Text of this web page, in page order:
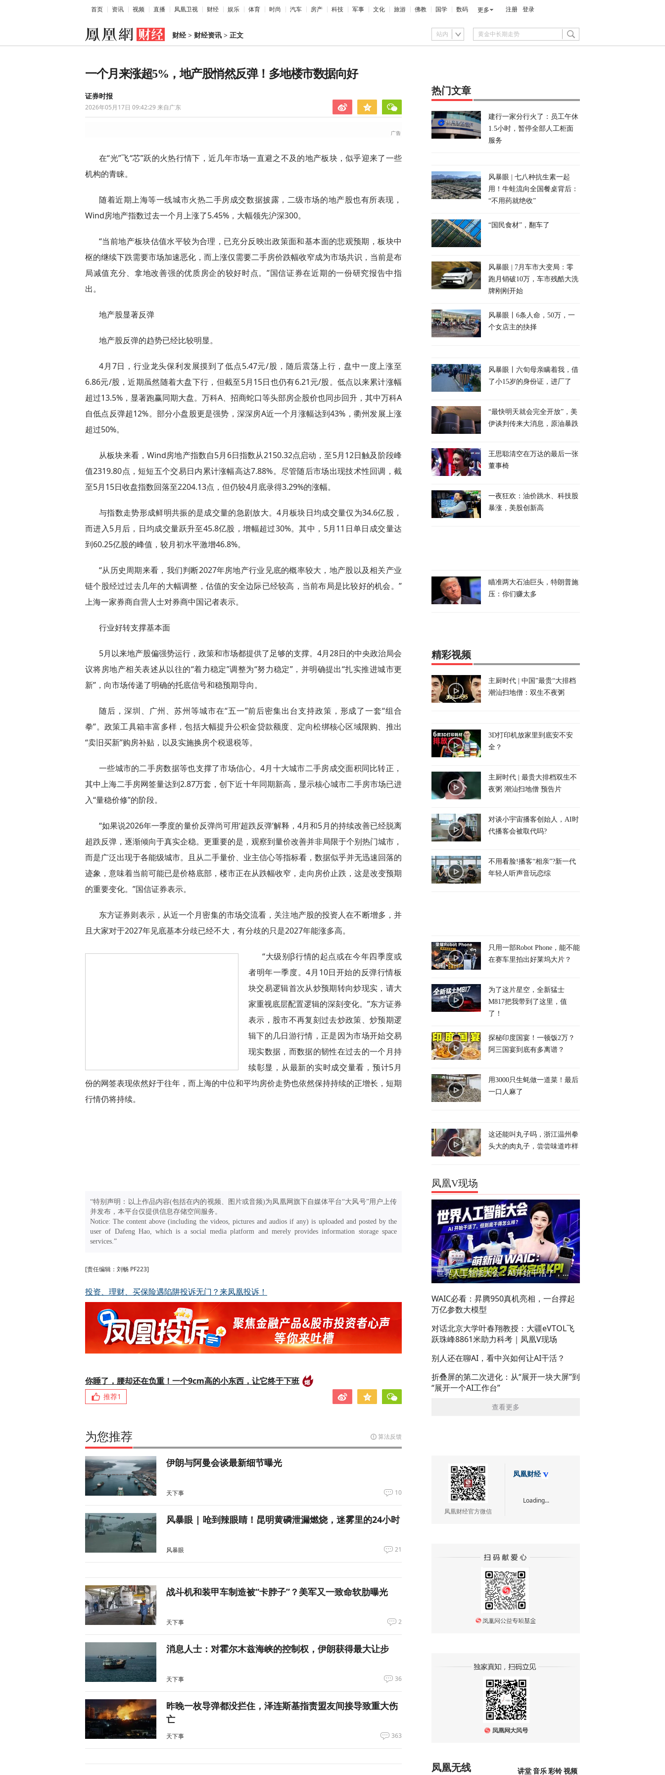
首页 资讯 视频 直播 凤凰卫视 财经 娱乐 体育 时尚 汽车 房产 科技 军事 文化 旅游 佛教 国学 数码 更多 注册 登录
财经> 财经资讯 > 正文 站内
一个月来涨超5%，地产股悄然反弹！多地楼市数据向好
证券时报
2026年05月17日 09:42:29 来自广东
在“光”飞“芯”跃的火热行情下，近几年市场一直避之不及的地产板块，似乎迎来了一些
机构的青睐。
随着近期上海等一线城市火热二手房成交数据披露，二级市场的地产股也有所表现，
Wind房地产指数过去一个月上涨了5.45%，大幅领先沪深300。
“当前地产板块估值水平较为合理，已充分反映出政策面和基本面的悲观预期，板块中
枢的继续下跌需要市场加速恶化，而上涨仅需要二手房价跌幅收窄成为市场共识，当前是布
局减值充分、拿地改善强的优质房企的较好时点。”国信证券在近期的一份研究报告中指
出。
地产股显著反弹
地产股反弹的趋势已经比较明显。
4月7日，行业龙头保利发展摸到了低点5.47元/股，随后震荡上行，盘中一度上涨至
6.86元/股，近期虽然随着大盘下行，但截至5月15日也仍有6.21元/股。低点以来累计涨幅
超过13.5%，显著跑赢同期大盘。万科A、招商蛇口等头部房企股价也同步回升，其中万科A
自低点反弹超12%。部分小盘股更是强势，深深房A近一个月涨幅达到43%，衢州发展上涨
超过50%。
从板块来看，Wind房地产指数自5月6日指数从2150.32点启动，至5月12日触及阶段峰
值2319.80点，短短五个交易日内累计涨幅高达7.88%。尽管随后市场出现技术性回调，截
至5月15日收盘指数回落至2204.13点，但仍较4月底录得3.29%的涨幅。
与指数走势形成鲜明共振的是成交量的急剧放大。4月板块日均成交量仅为34.6亿股，
而进入5月后，日均成交量跃升至45.8亿股，增幅超过30%。其中，5月11日单日成交量达
到60.25亿股的峰值，较月初水平激增46.8%。
“从历史周期来看，我们判断2027年房地产行业见底的概率较大，地产股以及相关产业
链个股经过过去几年的大幅调整，估值的安全边际已经较高，当前布局是比较好的机会。”
上海一家券商自营人士对券商中国记者表示。
行业好转支撑基本面
5月以来地产股偏强势运行，政策和市场都提供了足够的支撑。4月28日的中央政治局会
议将房地产相关表述从以往的“着力稳定”调整为“努力稳定”，并明确提出“扎实推进城市更
新”，向市场传递了明确的托底信号和稳预期导向。
随后，深圳、广州、苏州等城市在“五一”前后密集出台支持政策，形成了一套“组合
拳”。政策工具箱丰富多样，包括大幅提升公积金贷款额度、定向松绑核心区域限购、推出
“卖旧买新”购房补贴，以及实施换房个税退税等。
一些城市的二手房数据等也支撑了市场信心。4月十大城市二手房成交面积同比转正，
其中上海二手房网签量达到2.87万套，创下近十年同期新高，显示核心城市二手房市场已进
入“量稳价修”的阶段。
“如果说2026年一季度的量价反弹尚可用‘超跌反弹’解释，4月和5月的持续改善已经脱离
超跌反弹，逐渐倾向于真实企稳。更重要的是，观察到量价改善并非局限于个别热门城市，
而是广泛出现于各能级城市。且从二手量价、业主信心等指标看，数据似乎并无迅速回落的
迹象，意味着当前可能已是价格底部，楼市正在从跌幅收窄，走向房价止跌，这是改变预期
的重要变化。”国信证券表示。
东方证券则表示，从近一个月密集的市场交流看，关注地产股的投资人在不断增多，并
且大家对于2027年见底基本分歧已经不大，有分歧的只是2027年能涨多高。
“大级别β行情的起点或在今年四季度或
者明年一季度。4月10日开始的反弹行情板
块交易逻辑首次从炒预期转向炒现实，请大
家重视底层配置逻辑的深刻变化。”东方证券
表示，股市不再复刻过去炒政策、炒预期逻
辑下的几日游行情，正是因为市场开始交易
现实数据，而数据的韧性在过去的一个月持
续彰显，从最新的实时成交量看，预计5月
份的网签表现依然好于往年，而上海的中位和平均房价走势也依然保持持续的正增长，短期
行情仍将持续。
“特别声明：以上作品内容(包括在内的视频、图片或音频)为凤凰网旗下自媒体平台“大风号”用户上传
并发布，本平台仅提供信息存储空间服务。
Notice: The content above (including the videos, pictures and audios if any) is uploaded and posted by the
user of Dafeng Hao, which is a social media platform and merely provides information storage space
services.”
[责任编辑：刘畅 PF223]
投资、理财、买保险遇陷阱投诉无门？来凤凰投诉！
你睡了，腰却还在负重！一个9cm高的小东西，让它终于下班
推荐1
为您推荐 算法反馈
伊朗与阿曼会谈最新细节曝光
天下事 10
风暴眼 | 呛到辣眼睛！昆明黄磷泄漏燃烧，迷雾里的24小时
风暴眼 21
战斗机和装甲车制造被“卡脖子”？美军又一致命软肋曝光
天下事 2
消息人士：对霍尔木兹海峡的控制权，伊朗获得最大让步
天下事 36
昨晚一枚导弹都没拦住，泽连斯基指责盟友间接导致重大伤
亡
天下事 363
热门文章
建行一家分行火了：员工午休
1.5小时，暂停全部人工柜面
服务
风暴眼 | 七八种抗生素一起
用！牛蛙流向全国餐桌背后：
“不用药就绝收”
“国民食材”，翻车了
风暴眼 | 7月车市大变局：零
跑月销破10万，车市残酷大洗
牌刚刚开始
风暴眼丨6条人命，50万，一
个女店主的抉择
风暴眼丨六旬母亲瞒着我，借
了小15岁的身份证，进厂了
“最快明天就会完全开放”，美
伊谈判传来大消息，原油暴跌
王思聪清空在万达的最后一张
董事椅
一夜狂欢：油价跳水、科技股
暴涨，美股创新高
瞄准两大石油巨头，特朗普施
压：你们赚太多
精彩视频
主厨时代 | 中国”最贵“大排档
潮汕扫地僧：双生不夜粥
3D打印机放家里到底安不安
全？
主厨时代 | 最贵大排档双生不
夜粥 潮汕扫地僧 预告片
对谈小宇宙播客创始人，AI时
代播客会被取代吗?
不用看脸!播客“相亲”?新一代
年轻人听声音玩恋综
只用一部Robot Phone，能不能
在赛车里拍出好莱坞大片？
为了这片星空，全新猛士
M817把我带到了这里，值
了！
探秘印度国宴！一顿饭2万？
阿三国宴到底有多离谱？
用3000只生蚝做一道菜！最后
一口人麻了
这还能叫丸子吗，浙江温州拳
头大的肉丸子，尝尝味道咋样
凤凰V现场
世界人工智能大会：AI开始干活了，但到底干的怎么样？萌新闯WAIC
WAIC必看：昇腾950真机亮相，一台撑起
万亿参数大模型
对话北京大学叶春翔教授：大疆eVTOL飞
跃珠峰8861米助力科考｜凤凰V现场
别人还在聊AI，看中兴如何让AI干活？
折叠屏的第二次进化：从“展开一块大屏”到
“展开一个AI工作台”
查看更多
凤凰财经官方微信
凤凰财经
Loading...
讲堂 音乐 彩铃 视频
凤凰无线